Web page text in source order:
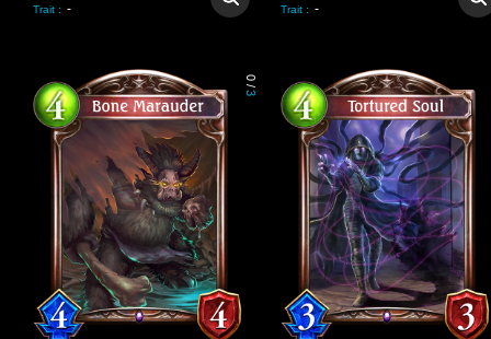
Trait : - Trait : -
0
/
3